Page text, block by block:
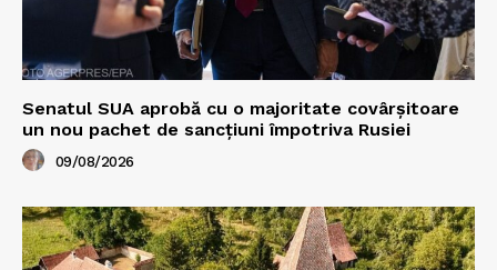
Senatul SUA aprobă cu o majoritate covârșitoare
un nou pachet de sancțiuni împotriva Rusiei
09/08/2026